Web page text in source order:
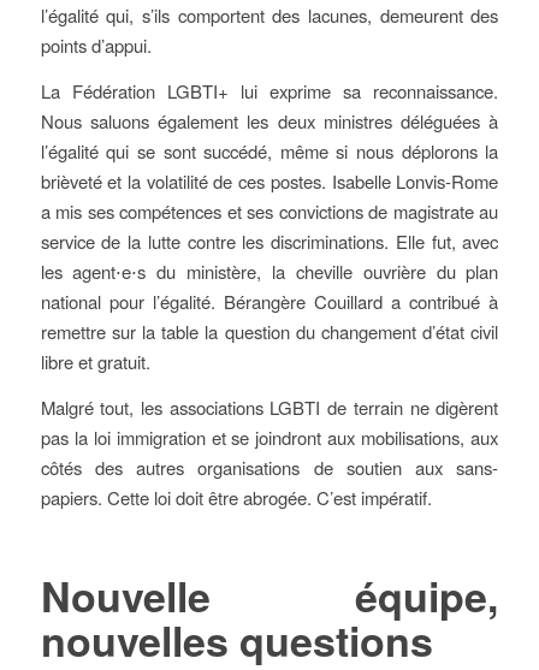
l’égalité qui, s’ils comportent des lacunes, demeurent des
points d’appui.
La Fédération LGBTI+ lui exprime sa reconnaissance.
Nous saluons également les deux ministres déléguées à
l’égalité qui se sont succédé, même si nous déplorons la
brièveté et la volatilité de ces postes. Isabelle Lonvis-Rome
a mis ses compétences et ses convictions de magistrate au
service de la lutte contre les discriminations. Elle fut, avec
les agent⋅e⋅s du ministère, la cheville ouvrière du plan
national pour l’égalité. Bérangère Couillard a contribué à
remettre sur la table la question du changement d’état civil
libre et gratuit.
Malgré tout, les associations LGBTI de terrain ne digèrent
pas la loi immigration et se joindront aux mobilisations, aux
côtés des autres organisations de soutien aux sans-
papiers. Cette loi doit être abrogée. C’est impératif.
Nouvelle équipe,
nouvelles questions